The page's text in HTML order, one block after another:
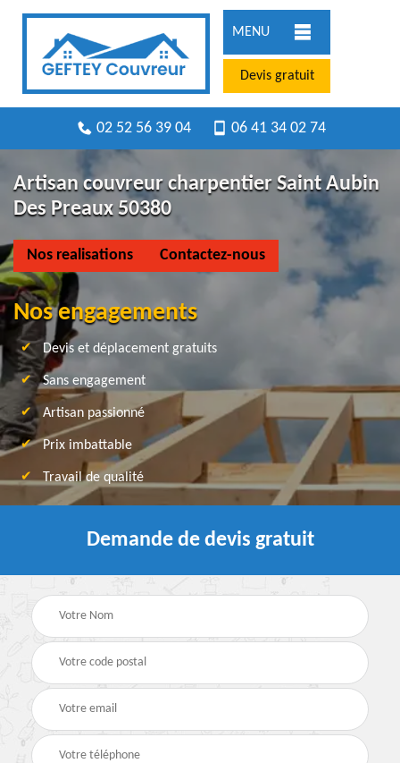
MENU
Devis gratuit
02 52 56 39 04 06 41 34 02 74
Artisan couvreur charpentier Saint Aubin
Des Preaux 50380
Nos realisations Contactez-nous
Nos engagements
Devis et déplacement gratuits
Sans engagement
Artisan passionné
Prix imbattable
Travail de qualité
Demande de devis gratuit